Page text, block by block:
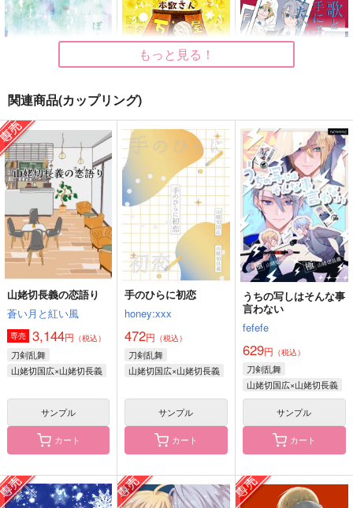
ぼくと君が過ごした３
ヵ月の話
Ambivalenz
315円 （税込）
寿嶺二×カミュ
サンプル
作品詳細
金平糖くんと本歌さ
ん 冬
いもけんぴ
572 円（税込）
山姥切長義
サンプル
作品詳細
本歌と上手にチェキを
撮りたい国広くん
PINK POWER
472円（税込）
山姥切国広×山姥切長義
サンプル
作品詳細
本歌増殖中
太陽と月のかけら
写し写され世は情け3
ひめぐすく
写しに関する二、三の
こと
もっと見る！
関連商品(カップリング)
山姥切長義の恋語り
蒼い月と紅い風
専売 3,144円 （税込）
刀剣乱舞
山姥切国広×山姥切長義
サンプル
カート
手のひらに初恋
honey:xxx
472円 （税込）
刀剣乱舞
山姥切国広×山姥切長義
サンプル
カート
うちの写しはそんな事
言わない
fefefe
629円 （税込）
刀剣乱舞
山姥切国広×山姥切長義
サンプル
カート